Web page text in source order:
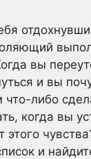
вы
и вы
что-либо
когда вы
этого
и